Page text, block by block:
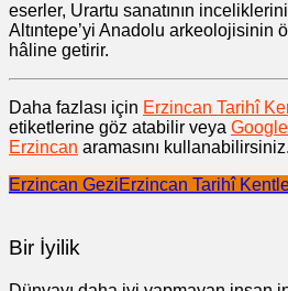
eserler, Urartu sanatının
Altıntepe’yi Anadolu arkeolojisinin
hâline getirir.
Daha fazlası için Erzincan Tarihî
etiketlerine göz atabilir veya
Erzincan aramasını kullanabilirsiniz.
Erzincan GeziErzincan Tarihî
Bir İyilik